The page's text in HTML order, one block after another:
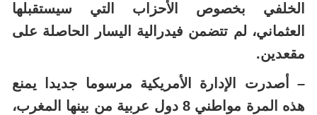
الخلفي بخصوص الأحزاب التي سيستقبلها
العثماني، لم تتضمن فيدرالية اليسار الحاصلة على
مقعدين.
– أصدرت الإدارة الأمريكية مرسوما جديدا يمنع
هذه المرة مواطني 8 دول عربية من بينها المغرب،